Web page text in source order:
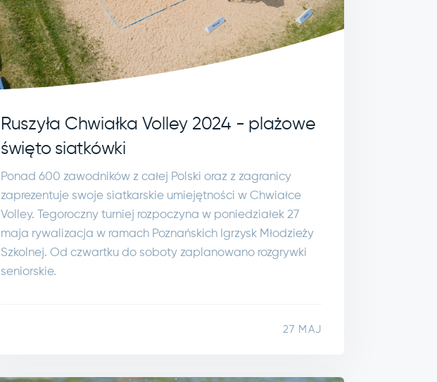
Ruszyła Chwiałka Volley 2024 - plażowe
święto siatkówki
Ponad 600 zawodników z całej Polski oraz z zagranicy
zaprezentuje swoje siatkarskie umiejętności w Chwiałce
Volley. Tegoroczny turniej rozpoczyna w poniedziałek 27
maja rywalizacja w ramach Poznańskich Igrzysk Młodzieży
Szkolnej. Od czwartku do soboty zaplanowano rozgrywki
seniorskie.
27 MAJ